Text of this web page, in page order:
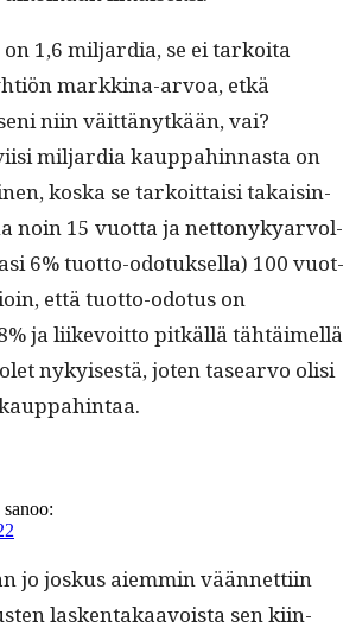
on 1,6 mil­jar­dia, se ei tarkoi­ta
markki­na-arvoa, etkä
niin väit­tänytkään, vai?
mil­jar­dia kaup­pahin­nas­ta on
kos­ka se tarkoit­taisi takaisin­
noin 15 vuot­ta ja net­tonyk­yarvol­
6% tuot­to-odotuk­sel­la) 100 vuot­
että tuot­to-odotus on
ja liikevoit­to pitkäl­lä tähtäimel­lä
nykyis­es­tä, joten tasear­vo olisi
sanoo:
jo joskus aiem­min vään­net­ti­in
lasken­takaavoista sen kiin­